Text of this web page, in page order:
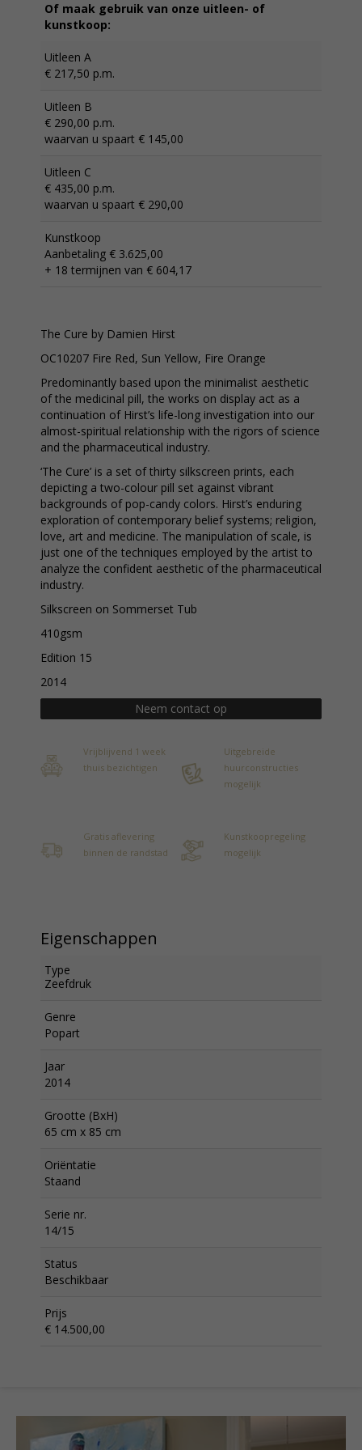
Of maak gebruik van onze uitleen- of
kunstkoop:
Uitleen A
€ 217,50 p.m.
Uitleen B
€ 290,00 p.m.
waarvan u spaart € 145,00
Uitleen C
€ 435,00 p.m.
waarvan u spaart € 290,00
Kunstkoop
Aanbetaling € 3.625,00
+ 18 termijnen van € 604,17
The Cure by Damien Hirst
OC10207 Fire Red, Sun Yellow, Fire Orange
Predominantly based upon the minimalist aesthetic
of the medicinal pill, the works on display act as a
continuation of Hirst’s life-long investigation into our
almost-spiritual relationship with the rigors of science
and the pharmaceutical industry.
‘The Cure’ is a set of thirty silkscreen prints, each
depicting a two-colour pill set against vibrant
backgrounds of pop-candy colors. Hirst’s enduring
exploration of contemporary belief systems; religion,
love, art and medicine. The manipulation of scale, is
just one of the techniques employed by the artist to
analyze the confident aesthetic of the pharmaceutical
industry.
Silkscreen on Sommerset Tub
410gsm
Edition 15
2014
Neem contact op
Vrijblijvend 1 week
thuis bezichtigen
Uitgebreide
huurconstructies
mogelijk
Gratis aflevering
binnen de randstad
Kunstkoopregeling
mogelijk
Eigenschappen
Type
Zeefdruk
Genre
Popart
Jaar
2014
Grootte (BxH)
65 cm x 85 cm
Oriëntatie
Staand
Serie nr.
14/15
Status
Beschikbaar
Prijs
€ 14.500,00